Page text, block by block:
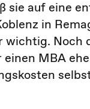
sie auf eine
in
Noch
MBA